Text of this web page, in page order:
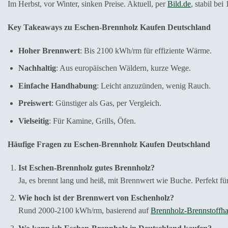
Im Herbst, vor Winter, sinken Preise. Aktuell, perBild.de, stabil bei
Key Takeaways zu Eschen-Brennholz Kaufen Deutschland
Hoher Brennwert: Bis 2100 kWh/rm für effiziente Wärme.
Nachhaltig: Aus europäischen Wäldern, kurze Wege.
Einfache Handhabung: Leicht anzuzünden, wenig Rauch.
Preiswert: Günstiger als Gas, per Vergleich.
Vielseitig: Für Kamine, Grills, Öfen.
Häufige Fragen zu Eschen-Brennholz Kaufen Deutschland
Ist Eschen-Brennholz gutes Brennholz?
Ja, es brennt lang und heiß, mit Brennwert wie Buche. Perfekt
Wie hoch ist der Brennwert von Eschenholz?
Rund 2000-2100 kWh/rm, basierend aufBrennholz-